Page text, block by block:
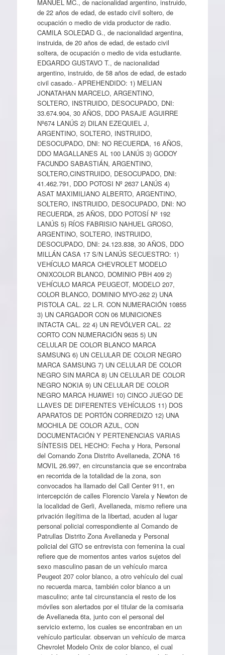
MANUEL MC., de nacionalidad argentino, instruido,
de 22 años de edad, de estado civil soltero, de
ocupación o medio de vida productor de radio.
CAMILA SOLEDAD G., de nacionalidad argentina,
instruida, de 20 años de edad, de estado civil
soltera, de ocupación o medio de vida estudiante.
EDGARDO GUSTAVO T., de nacionalidad
argentino, instruido, de 58 años de edad, de estado
civil casado.- APREHENDIDO: 1) MELIAN
JONATAHAN MARCELO, ARGENTINO,
SOLTERO, INSTRUIDO, DESOCUPADO, DNI:
33.674.904, 30 AÑOS, DDO PASAJE AGUIRRE
Nº674 LANÚS 2) DILAN EZEQUIEL J,
ARGENTINO, SOLTERO, INSTRUIDO,
DESOCUPADO, DNI: NO RECUERDA, 16 AÑOS,
DDO MAGALLANES AL 100 LANÚS 3) GODOY
FACUNDO SABASTIÁN, ARGENTINO,
SOLTERO,CINSTRUIDO, DESOCUPADO, DNI:
41.462.791, DDO POTOSI Nº 2637 LANÚS 4)
ASAT MAXIMILIANO ALBERTO, ARGENTINO,
SOLTERO, INSTRUIDO, DESOCUPADO, DNI: NO
RECUERDA, 25 AÑOS, DDO POTOSÍ Nº 192
LANÚS 5) RÍOS FABRISIO NAHUEL GROSO,
ARGENTINO, SOLTERO, INSTRUIDO,
DESOCUPADO, DNI: 24.123.838, 30 AÑOS, DDO
MILLÁN CASA 17 S/N LANÚS SECUESTRO: 1)
VEHÍCULO MARCA CHEVROLET MODELO
ONIXCOLOR BLANCO, DOMINIO PBH 409 2)
VEHÍCULO MARCA PEUGEOT, MODELO 207,
COLOR BLANCO, DOMINIO MYO-262 2) UNA
PISTOLA CAL. 22 L.R. CON NUMERACIÓN 10855
3) UN CARGADOR CON 06 MUNICIONES
INTACTA CAL. 22 4) UN REVÓLVER CAL. 22
CORTO CON NUMERACIÓN 9635 5) UN
CELULAR DE COLOR BLANCO MARCA
SAMSUNG 6) UN CELULAR DE COLOR NEGRO
MARCA SAMSUNG 7) UN CELULAR DE COLOR
NEGRO SIN MARCA 8) UN CELULAR DE COLOR
NEGRO NOKIA 9) UN CELULAR DE COLOR
NEGRO MARCA HUAWEI 10) CINCO JUEGO DE
LLAVES DE DIFERENTES VEHÍCULOS 11) DOS
APARATOS DE PORTÓN CORREDIZO 12) UNA
MOCHILA DE COLOR AZUL, CON
DOCUMENTACIÓN Y PERTENENCIAS VARIAS
SÍNTESIS DEL HECHO: Fecha y Hora, Personal
del Comando Zona Distrito Avellaneda, ZONA 16
MOVIL 26.997, en circunstancia que se encontraba
en recorrida de la totalidad de la zona, son
convocados ha llamado del Call Center 911, en
intercepción de calles Florencio Varela y Newton de
la localidad de Gerli, Avellaneda, mismo refiere una
privación ilegítima de la libertad, acuden al lugar
personal policial correspondiente al Comando de
Patrullas Distrito Zona Avellaneda y Personal
policial del GTO se entrevista con femenina la cual
refiere que de momentos antes varios sujetos del
sexo masculino pasan de un vehículo marca
Peugeot 207 color blanco, a otro vehículo del cual
no recuerda marca, también color blanco a un
masculino; ante tal circunstancia el resto de los
móviles son alertados por el titular de la comisaria
de Avellaneda 6ta, junto con el personal del
servicio externo, los cuales se encontraban en un
vehículo particular. observan un vehículo de marca
Chevrolet Modelo Onix de color blanco, el cual